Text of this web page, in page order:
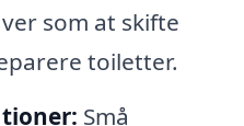
som at skifte
toiletter.
Små